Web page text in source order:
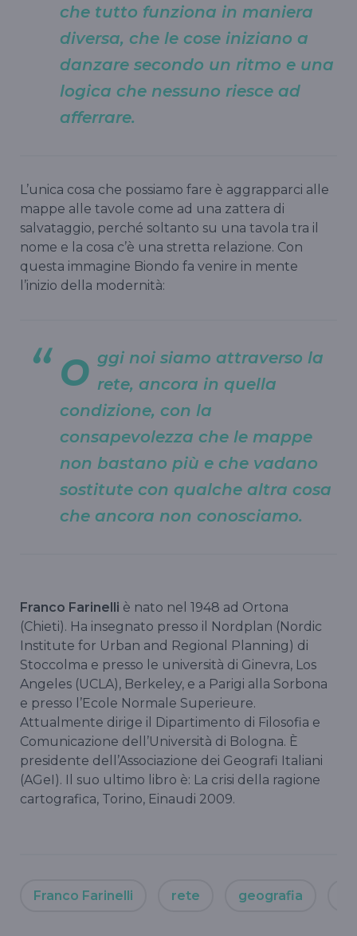
che tutto funziona in maniera
diversa, che le cose iniziano a
danzare secondo un ritmo e una
logica che nessuno riesce ad
afferrare.
L’unica cosa che possiamo fare è aggrapparci alle
mappe alle tavole come ad una zattera di
salvataggio, perché soltanto su una tavola tra il
nome e la cosa c’è una stretta relazione. Con
questa immagine Biondo fa venire in mente
l’inizio della modernità:
o ggi noi siamo attraverso la
rete, ancora in quella
condizione, con la
consapevolezza che le mappe
non bastano più e che vadano
sostitute con qualche altra cosa
che ancora non conosciamo.
Franco Farinelli è nato nel 1948 ad Ortona
(Chieti). Ha insegnato presso il Nordplan (Nordic
Institute for Urban and Regional Planning) di
Stoccolma e presso le università di Ginevra, Los
Angeles (UCLA), Berkeley, e a Parigi alla Sorbona
e presso l’Ecole Normale Superieure.
Attualmente dirige il Dipartimento di Filosofia e
Comunicazione dell’Università di Bologna. È
presidente dell’Associazione dei Geografi Italiani
(AGeI). Il suo ultimo libro è: La crisi della ragione
cartografica, Torino, Einaudi 2009.
Franco Farinelli rete geografia